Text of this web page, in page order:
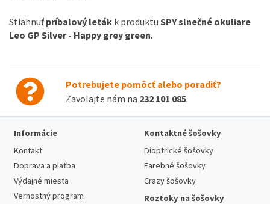
Stiahnuť príbalový leták k produktu SPY slnečné okuliare
Leo GP Silver - Happy grey green.
Potrebujete pomôcť alebo poradiť?
Zavolajte nám na 232 101 085.
Informácie
Kontakt
Doprava a platba
Výdajné miesta
Vernostný program
Kontaktné šošovky
Dioptrické šošovky
Farebné šošovky
Crazy šošovky
Roztoky na šošovky